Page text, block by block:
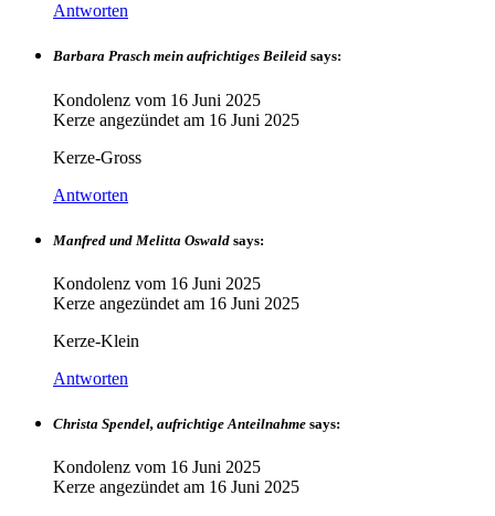
Antworten
Barbara Prasch mein aufrichtiges Beileid says:
Kondolenz vom 16 Juni 2025
Kerze angezündet am 16 Juni 2025
Kerze-Gross
Antworten
Manfred und Melitta Oswald says:
Kondolenz vom 16 Juni 2025
Kerze angezündet am 16 Juni 2025
Kerze-Klein
Antworten
Christa Spendel, aufrichtige Anteilnahme says:
Kondolenz vom 16 Juni 2025
Kerze angezündet am 16 Juni 2025